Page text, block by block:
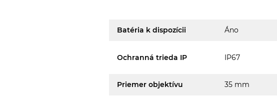
Batéria k dispozícii Áno
Ochranná trieda IP IP67
Priemer objektívu 35 mm